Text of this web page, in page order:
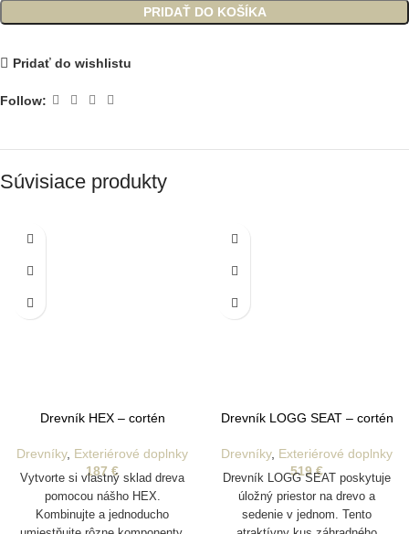
PRIDAŤ DO KOŠÍKA
Pridať do wishlistu
Follow:
Súvisiace produkty
Drevník HEX – cortén
Drevníky, Exteriérové doplnky
187 €
Vytvorte si vlastný sklad dreva
pomocou nášho HEX.
Kombinujte a jednoducho
Drevník LOGG SEAT – cortén
Drevníky, Exteriérové doplnky
519€
Drevník LOGG SEAT poskytuje
úložný priestor na drevo a
sedenie v jednom. Tento